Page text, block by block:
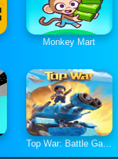
Monkey Mart
Top War: Battle Game